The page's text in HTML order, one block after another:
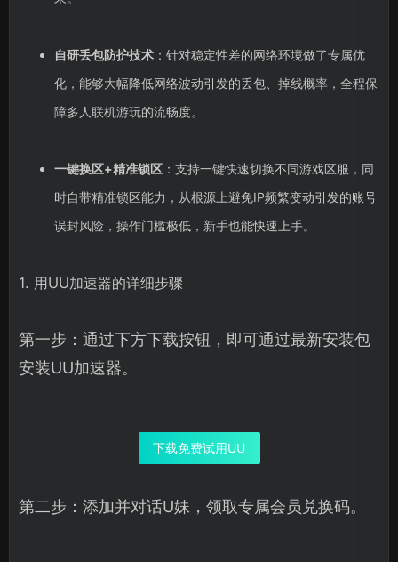
自研丢包防护技术：针对稳定性差的网络环境做了专属优
化，能够大幅降低网络波动引发的丢包、掉线概率，全程保
障多人联机游玩的流畅度。
一键换区+精准锁区：支持一键快速切换不同游戏区服，同
时自带精准锁区能力，从根源上避免IP频繁变动引发的账号
误封风险，操作门槛极低，新手也能快速上手。
1. 用UU加速器的详细步骤
第一步：通过下方下载按钮，即可通过最新安装包
安装UU加速器。
下载免费试用UU
第二步：添加并对话U妹，领取专属会员兑换码。